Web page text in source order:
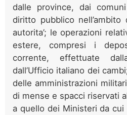
dalle province, dai
diritto pubblico nell’ambito
autorita’; le operazioni
estere, compresi i
corrente, effettuate
dall’Ufficio italiano dei
delle amministrazioni
di mense e spacci riservati
a quello dei Ministeri da